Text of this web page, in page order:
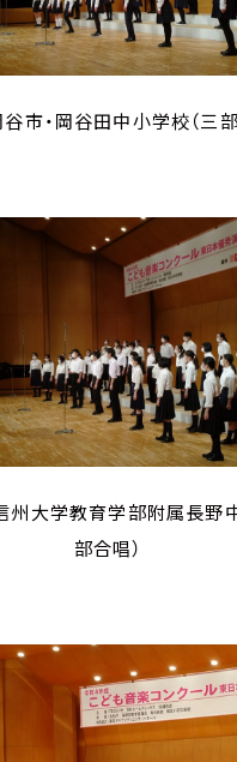
市・岡谷田中小学校（三部
州大学教育学部附属長野
部合唱）